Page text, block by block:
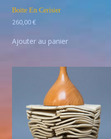
Boite En Cerisier
260,00€
Ajouter au panier